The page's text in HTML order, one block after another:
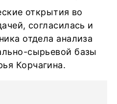
открытия во
согласилась и
отдела анализа
сырьевой базы
Корчагина.